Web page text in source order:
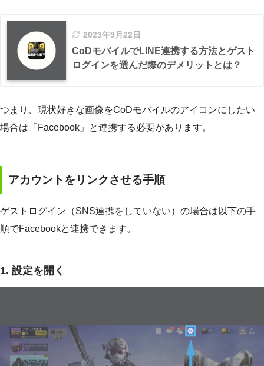
2023年9月22日
CoDモバイルでLINE連携する方法とゲスト
ログインを選んだ際のデメリットとは？
つまり、現状好きな画像をCoDモバイルのアイコンにしたい
場合は「Facebook」と連携する必要があります。
アカウントをリンクさせる手順
ゲストログイン（SNS連携をしていない）の場合は以下の手
順でFacebookと連携できます。
1. 設定を開く